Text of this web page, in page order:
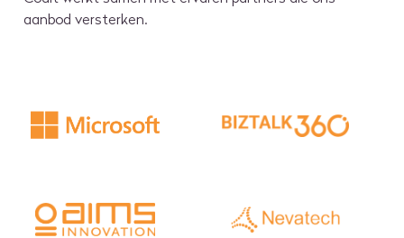
aanbod versterken.